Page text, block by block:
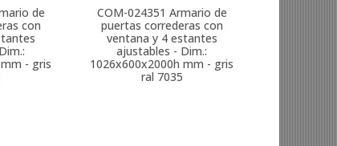
de
con
- gris
COM-024351 Armario de
puertas correderas con
ventana y 4 estantes
ajustables - Dim.:
1026x600x2000h mm - gris
ral 7035